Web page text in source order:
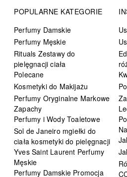
POPULARNE KATEGORIE
Perfumy Damskie
Perfumy Męskie
Rituals Zestawy do
pielęgnacji ciała
Polecane
Kosmetyki do Makijażu
Perfumy Oryginalne Markowe
Zapachy
Perfumy i Wody Toaletowe
Sol de Janeiro mgiełki do
ciała kosmetyki do pielęgnacji
Yves Saint Laurent Perfumy
Męskie
Perfumy Damskie Promocja